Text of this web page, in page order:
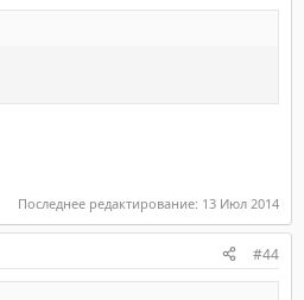
Последнее редактирование: 13 Июл 2014
#44